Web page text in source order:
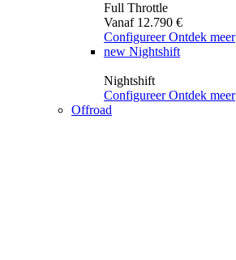
Full Throttle
Vanaf 12.790 €
Configureer Ontdek meer
new Nightshift
Nightshift
Configureer Ontdek meer
Offroad